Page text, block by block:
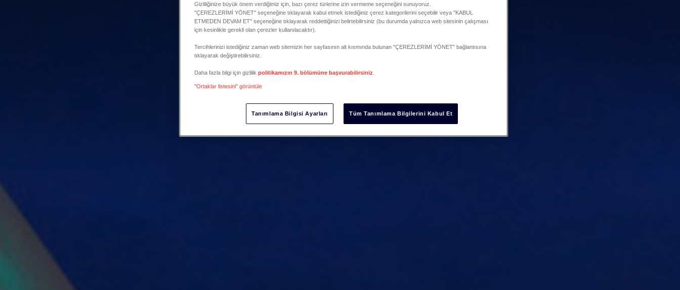
Gizliliğinize büyük önem verdiğimiz için, bazı çerez türlerine izin vermeme seçeneğini sunuyoruz.
"ÇEREZLERİMİ YÖNET" seçeneğine tıklayarak kabul etmek istediğiniz çerez kategorilerini seçebilir veya "KABUL
ETMEDEN DEVAM ET" seçeneğine tıklayarak reddettiğinizi belirtebilirsiniz (bu durumda yalnızca web sitesinin çalışması
için kesinlikle gerekli olan çerezler kullanılacaktır).
Tercihlerinizi istediğiniz zaman web sitemizin her sayfasının alt kısmında bulunan "ÇEREZLERİMİ YÖNET" bağlantısına
tıklayarak değiştirebilirsiniz.
Daha fazla bilgi için gizlilik politikamızın 9. bölümüne başvurabilirsiniz
"Ortaklar listesini" görüntüle
Tanımlama Bilgisi Ayarları Tüm Tanımlama Bilgilerini Kabul Et